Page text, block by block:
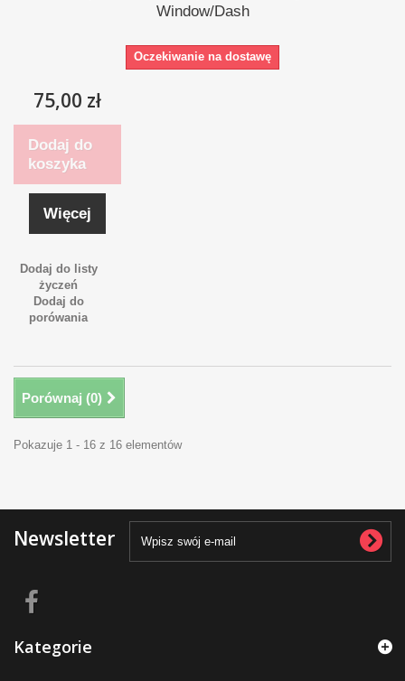
Window/Dash
Oczekiwanie na dostawę
75,00 zł
Dodaj do
koszyka
Więcej
Dodaj do listy
życzeń
Dodaj do
porówania
Porównaj (0)
Pokazuje 1 - 16 z 16 elementów
Newsletter
Kategorie